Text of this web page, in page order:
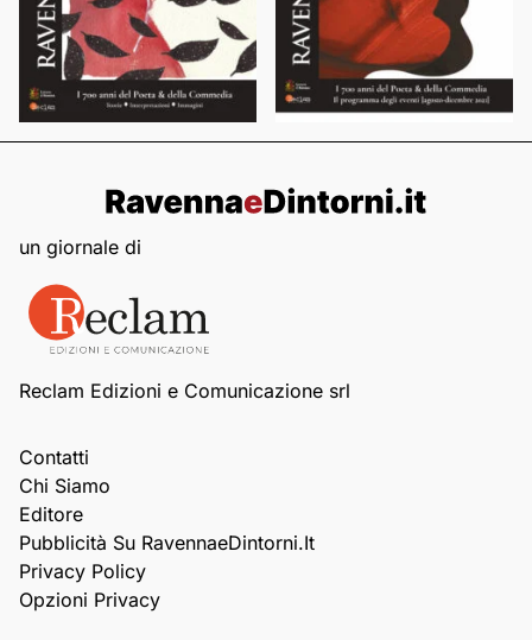
un giornale di
Reclam Edizioni e Comunicazione srl
Contatti
Chi Siamo
Editore
Pubblicità Su RavennaeDintorni.it
Privacy Policy
Opzioni Privacy